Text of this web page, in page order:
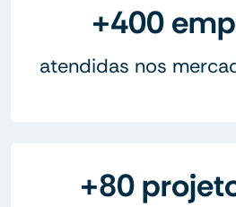
+400
atendidas nos
+80